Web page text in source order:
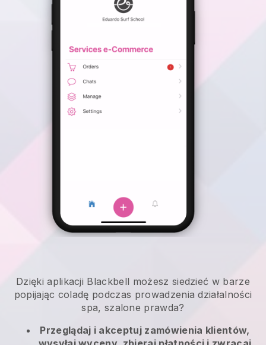
Dzięki aplikacji Blackbell możesz siedzieć w barze
popijając coladę podczas prowadzenia działalności
spa, szalone prawda?
Przeglądaj i akceptuj zamówienia klientów,